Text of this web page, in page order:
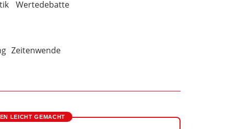
Wertedebatte
Zeitenwende
LEICHT GEMACHT